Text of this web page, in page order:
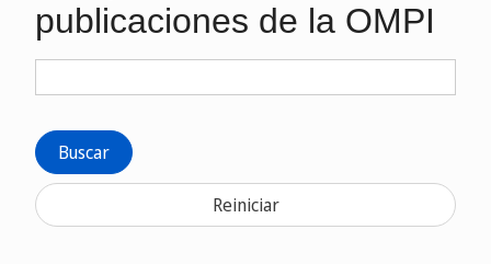
publicaciones de la OMPI
Buscar
Reiniciar